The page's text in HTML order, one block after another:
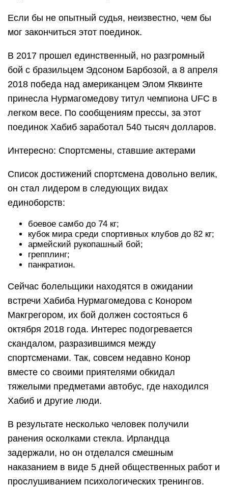
Если бы не опытный судья, неизвестно, чем бы
мог закончиться этот поединок.
В 2017 прошел единственный, но разгромный
бой с бразильцем Эдсоном Барбозой, а 8 апреля
2018 победа над американцем Элом Яквинте
принесла Нурмагомедову титул чемпиона UFC в
легком весе. По сообщениям прессы, за этот
поединок Хабиб заработал 540 тысяч долларов.
Интересно: Спортсмены, ставшие актерами
Список достижений спортсмена довольно велик,
он стал лидером в следующих видах
единоборств:
боевое самбо до 74 кг;
кубок мира среди спортивных клубов до 82 кг;
армейский рукопашный бой;
грепплинг;
панкратион.
Сейчас болельщики находятся в ожидании
встречи Хабиба Нурмагомедова с Конором
Макгрегором, их бой должен состояться 6
октября 2018 года. Интерес подогревается
скандалом, разразившимся между
спортсменами. Так, совсем недавно Конор
вместе со своими приятелями обкидал
тяжелыми предметами автобус, где находился
Хабиб и другие люди.
В результате несколько человек получили
ранения осколками стекла. Ирландца
задержали, но он отделался смешным
наказанием в виде 5 дней общественных работ и
прослушиванием психологических тренингов.